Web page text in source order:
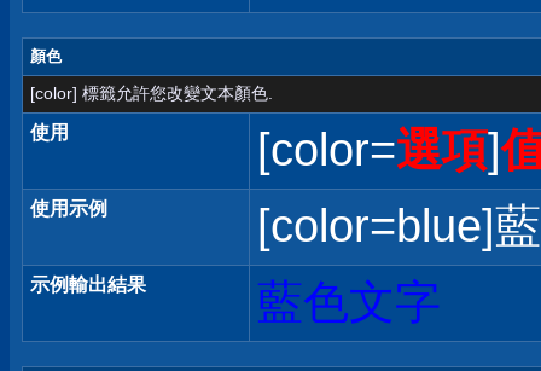
顏色
[color] 標籤允許您改變文本顏色.
使用 [color=選項]
使用示例 [color=blue]
示例輸出結果 藍色文字